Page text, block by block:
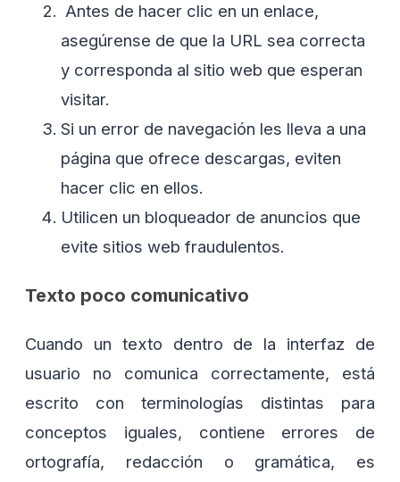
Antes de hacer clic en un enlace,
asegúrense de que la URL sea correcta
y corresponda al sitio web que esperan
visitar.
Si un error de navegación les lleva a una
página que ofrece descargas, eviten
hacer clic en ellos.
Utilicen un bloqueador de anuncios que
evite sitios web fraudulentos.
Texto poco comunicativo
Cuando un texto dentro de la interfaz de
usuario no comunica correctamente, está
escrito con terminologías distintas para
conceptos iguales, contiene errores de
ortografía, redacción o gramática, es